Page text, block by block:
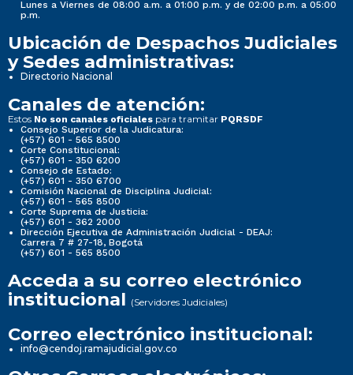
Lunes a Viernes de 08:00 a.m. a 01:00 p.m. y de 02:00 p.m. a 05:00
p.m.
Ubicación de Despachos Judiciales
y Sedes administrativas:
Directorio Nacional
Canales de atención:
Estos No son canales oficiales para tramitar PQRSDF
Consejo Superior de la Judicatura:
(+57) 601 - 565 8500
Corte Constitucional:
(+57) 601 - 350 6200
Consejo de Estado:
(+57) 601 - 350 6700
Comisión Nacional de Disciplina Judicial:
(+57) 601 - 565 8500
Corte Suprema de Justicia:
(+57) 601 - 362 2000
Dirección Ejecutiva de Administración Judicial - DEAJ:
Carrera 7 # 27-18, Bogotá
(+57) 601 - 565 8500
Acceda a su correo electrónico
institucional (Servidores Judiciales)
Correo electrónico institucional:
info@cendoj.ramajudicial.gov.co